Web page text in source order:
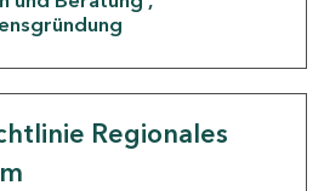
Regionales